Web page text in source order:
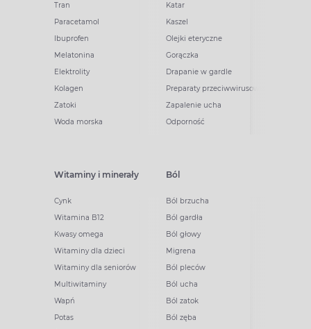
Tran
Paracetamol
Ibuprofen
Melatonina
Elektrolity
Kolagen
Zatoki
Woda morska
Katar
Kaszel
Olejki eteryczne
Gorączka
Drapanie w gardle
Preparaty przeciwwirusowe
Zapalenie ucha
Odporność
Witaminy i minerały
Cynk
Witamina B12
Kwasy omega
Witaminy dla dzieci
Witaminy dla seniorów
Multiwitaminy
Wapń
Potas
Ból
Ból brzucha
Ból gardła
Ból głowy
Migrena
Ból pleców
Ból ucha
Ból zatok
Ból zęba